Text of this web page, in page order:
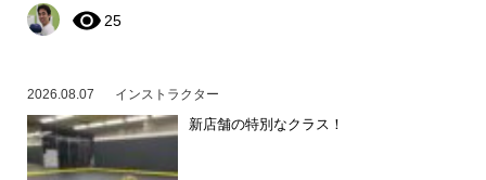
25
2026.08.07 インストラクター
新店舗の特別なクラス！